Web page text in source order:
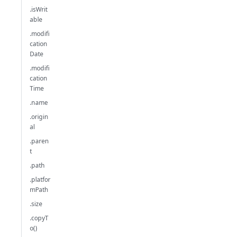
.isWrit
able
.modifi
cation
Date
.modifi
cation
Time
.name
.origin
al
.paren
t
.path
.platfor
mPath
.size
.copyT
o()